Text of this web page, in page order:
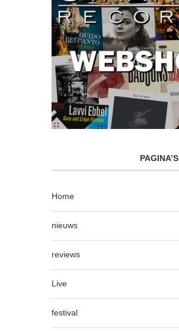
PAGINA’S
Home
nieuws
reviews
Live
festival